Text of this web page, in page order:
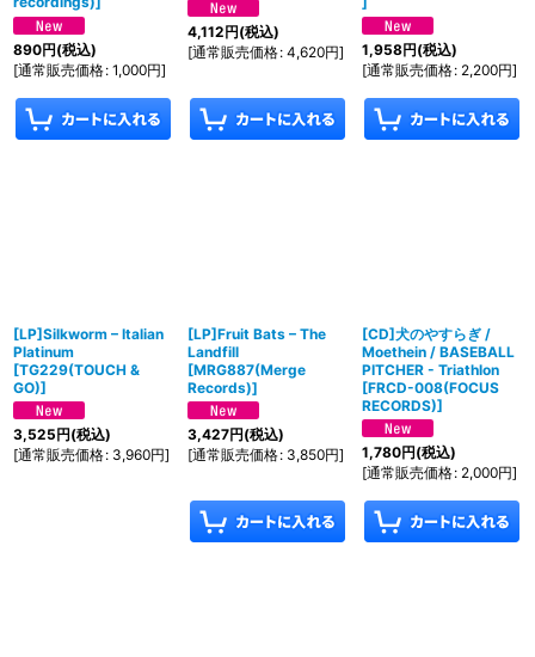
890円(税込)
[通常販売価格: 1,000円]
4,112円(税込)
[通常販売価格: 4,620円] 1,958円(税込)
[通常販売価格: 2,200円]
[LP]Silkworm – Italian
Platinum
[TG229(TOUCH &
GO)]
3,525円(税込)
[通常販売価格: 3,960円]
[LP]Fruit Bats – The
Landfill
[MRG887(Merge
Records)]
3,427円(税込)
[通常販売価格: 3,850円]
[CD]犬のやすらぎ /
Moethein / BASEBALL
PITCHER - Triathlon
[FRCD-008(FOCUS
RECORDS)]
1,780円(税込)
[通常販売価格: 2,000円]